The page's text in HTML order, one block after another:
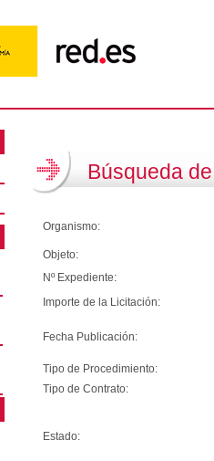
Búsqueda
Organismo:
Objeto:
Nº Expediente:
Importe de la Licitación:
Fecha Publicación:
Tipo de Procedimiento:
Tipo de Contrato:
Estado: